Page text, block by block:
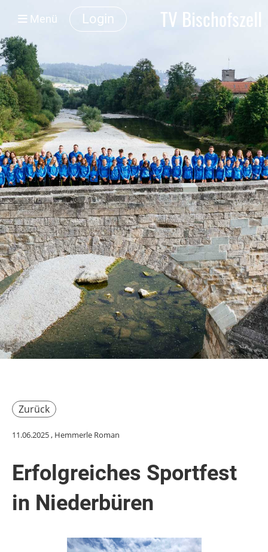
TV Bischofszell
Login
Menü
Zurück
11.06.2025, Hemmerle Roman
Erfolgreiches Sportfest
in Niederbüren